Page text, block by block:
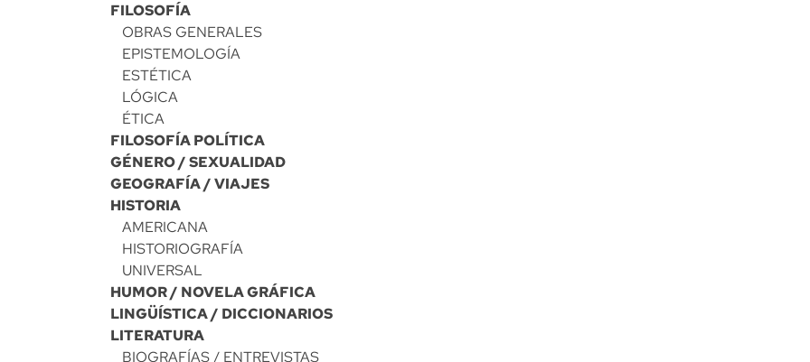
FILOSOFÍA
OBRAS GENERALES
EPISTEMOLOGÍA
ESTÉTICA
LÓGICA
ÉTICA
FILOSOFÍA POLÍTICA
GÉNERO / SEXUALIDAD
GEOGRAFÍA / VIAJES
HISTORIA
AMERICANA
HISTORIOGRAFÍA
UNIVERSAL
HUMOR / NOVELA GRÁFICA
LINGÜÍSTICA / DICCIONARIOS
LITERATURA
BIOGRAFÍAS / ENTREVISTAS